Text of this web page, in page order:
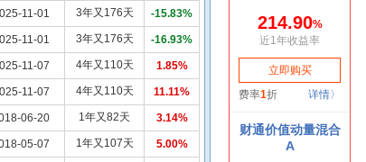
11-01 3年又176天 -15.83%
11-01 3年又176天 -16.93%
11-07 4年又110天 1.85%
11-07 4年又110天 11.11%
06-20 1年又82天 3.14%
05-07 1年又107天 5.00%